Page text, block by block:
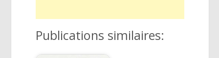
Publications similaires: